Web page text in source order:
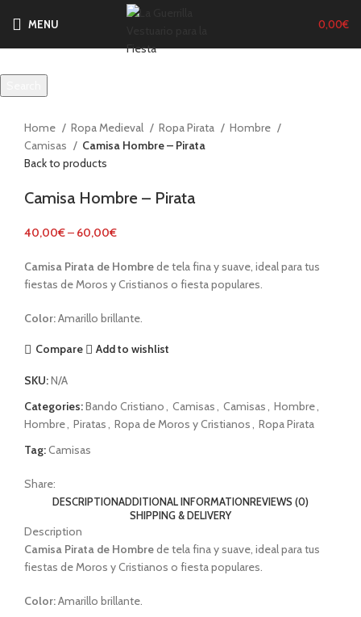
MENU 0,00€
Home
Ropa Medieval Ropa Pirata
Hombre
Camisas
Camisa Hombre – Pirata
Back to products
Camisa Hombre – Pirata
40,00€– 60,00€
Camisa Pirata de Hombrede tela fina y suave, ideal para tus
fiestas de Moros y Cristianos o fiesta populares.
Color:Amarillo brillante.
Compare Add to wishlist
SKU:N/A
Categories:Bando Cristiano Camisas Camisas Hombre
Hombre Piratas Ropa de Moros y Cristianos
Ropa Pirata
Tag:Camisas
Share:
DESCRIPTIONADDITIONAL INFORMATIONREVIEWS (0)
SHIPPING & DELIVERY
Description
Camisa Pirata de Hombrede tela fina y suave, ideal para tus
fiestas de Moros y Cristianos o fiesta populares.
Color:Amarillo brillante.